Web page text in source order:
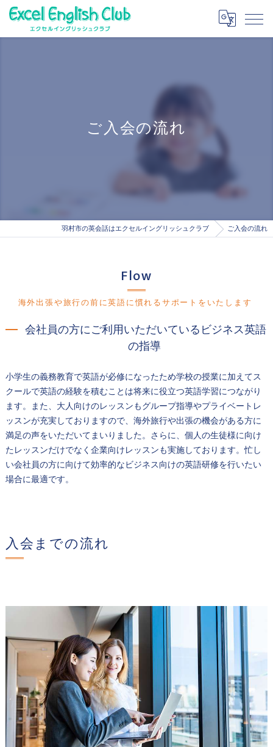
ご入会の流れ
羽村市の英会話はエクセルイングリッシュクラブ ご入会の流れ
海外出張や旅行の前に英語に慣れるサポートをいたします
Flow
会社員の方にご利用いただいているビジネス英語
の指導
小学生の義務教育で英語が必修になったため学校の授業に加えてス
クールで英語の経験を積むことは将来に役立つ英語学習につながり
ます。また、大人向けのレッスンもグループ指導やプライベートレ
ッスンが充実しておりますので、海外旅行や出張の機会がある方に
満足の声をいただいてまいりました。さらに、個人の生徒様に向け
たレッスンだけでなく企業向けレッスンも実施しております。忙し
い会社員の方に向けて効率的なビジネス向けの英語研修を行いたい
場合に最適です。
入会までの流れ